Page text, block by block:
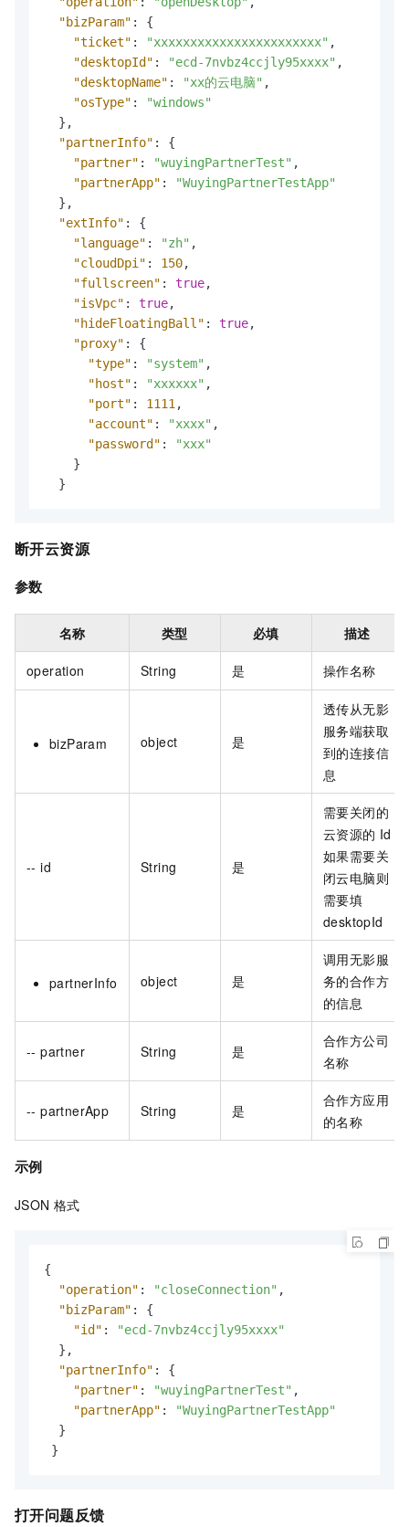
"bizParam" :
{
"ticket" : "xxxxxxxxxxxxxxxxxxxxxxx" ,
"desktopId" : "ecd-7nvbz4ccjly95xxxx" ,
"desktopName" : "xx的云电脑" ,
"osType" :
"windows"
} ,
"partnerInfo" :
{
"partner" : "wuyingPartnerTest" ,
"partnerApp" :
"WuyingPartnerTestApp"
} ,
"extInfo" :
{
"language" : "zh" ,
"cloudDpi" : 150,
"fullscreen" : true,
"isVpc" : true,
"hideFloatingBall" : true,
"proxy" :
{
"type" : "system" ,
"host" : "xxxxxx" ,
"port" : 1111 ,
"account" : "xxxx" ,
"password" :
"xxx"
}
}
断开云资源
参数
名称 类型 必填 描述
operation String 是 操作名称
bizParam object 是
透传从无影
服务端获取
到的连接信
息
-- id String 是
需要关闭的
云资源的 Id
如果需要关
闭云电脑则
需要填
desktopId
partnerInfo object 是
调用无影服
务的合作方
的信息
-- partner String 是
合作方公司
名称
-- partnerApp String 是
合作方应用
的名称
示例
JSON 格式
{
"operation" : "closeConnection" ,
"bizParam" :
{
"id" :
"ecd-7nvbz4ccjly95xxxx"
} ,
"partnerInfo" :
{
"partner" : "wuyingPartnerTest" ,
"partnerApp" :
"WuyingPartnerTestApp"
}
}
打开问题反馈